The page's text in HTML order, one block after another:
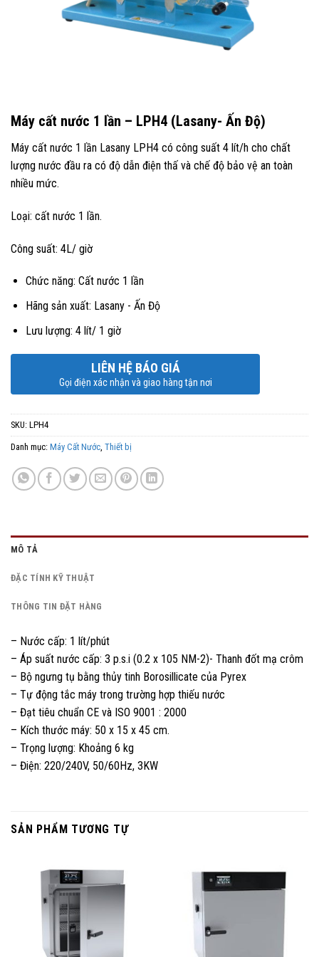
Máy cất nước 1 lần – LPH4 (Lasany- Ấn Độ)
Máy cất nước 1 lần Lasany LPH4 có công suất 4 lít/h cho chất
lượng nước đầu ra có độ dẫn điện thấ và chế độ bảo vệ an toàn
nhiều mức.
Loại: cất nước 1 lần.
Công suất: 4L/ giờ
Chức năng: Cất nước 1 lần
Hãng sản xuất: Lasany - Ấn Độ
Lưu lượng: 4 lít/ 1 giờ
LIÊN HỆ BÁO GIÁ
Gọi điện xác nhận và giao hàng tận nơi
SKU: LPH4
Danh mục: Máy Cất Nước, Thiết bị
MÔ TẢ
ĐẶC TÍNH KỸ THUẬT
THÔNG TIN ĐẶT HÀNG
– Nước cấp: 1 lít/phút
– Áp suất nước cấp: 3 p.s.i (0.2 x 105 NM-2)- Thanh đốt mạ crôm
– Bộ ngưng tụ bằng thủy tinh Borosillicate của Pyrex
– Tự động tắc máy trong trường hợp thiếu nước
– Đạt tiêu chuẩn CE và ISO 9001 : 2000
– Kích thước máy: 50 x 15 x 45 cm.
– Trọng lượng: Khoảng 6 kg
– Điện: 220/240V, 50/60Hz, 3KW
SẢN PHẨM TƯƠNG TỰ